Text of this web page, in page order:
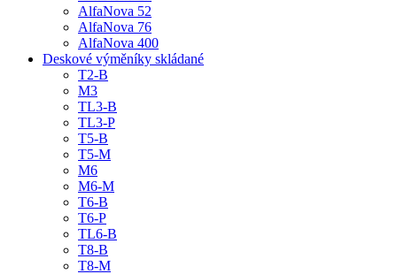
AlfaNova 52
AlfaNova 76
AlfaNova 400
Deskové výměníky skládané
T2-B
M3
TL3-B
TL3-P
T5-B
T5-M
M6
M6-M
T6-B
T6-P
TL6-B
T8-B
T8-M